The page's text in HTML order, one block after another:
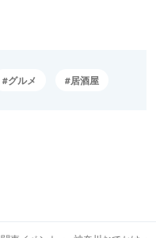
グルメ 居酒屋